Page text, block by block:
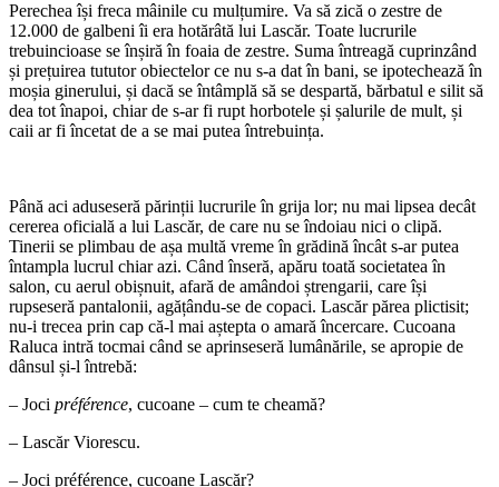
Perechea își freca mâinile cu mulțumire. Va să zică o zestre de
12.000 de galbeni îi era hotărâtă lui Lascăr. Toate lucrurile
trebuincioase se înșiră în foaia de zestre. Suma întreagă cuprinzând
și prețuirea tututor obiectelor ce nu s-a dat în bani, se ipotechează în
moșia ginerului, și dacă se întâmplă să se despartă, bărbatul e silit să
dea tot înapoi, chiar de s-ar fi rupt horbotele și șalurile de mult, și
caii ar fi încetat de a se mai putea întrebuința.
Până aci aduseseră părinții lucrurile în grija lor; nu mai lipsea decât
cererea oficială a lui Lascăr, de care nu se îndoiau nici o clipă.
Tinerii se plimbau de așa multă vreme în grădină încât s-ar putea
întampla lucrul chiar azi. Când înseră, apăru toată societatea în
salon, cu aerul obișnuit, afară de amândoi ștrengarii, care își
rupseseră pantalonii, agățându-se de copaci. Lascăr părea plictisit;
nu-i trecea prin cap că-l mai aștepta o amară încercare. Cucoana
Raluca intră tocmai când se aprinseseră lumânările, se apropie de
dânsul și-l întrebă:
– Joci préférence, cucoane – cum te cheamă?
– Lascăr Viorescu.
– Joci préférence, cucoane Lascăr?